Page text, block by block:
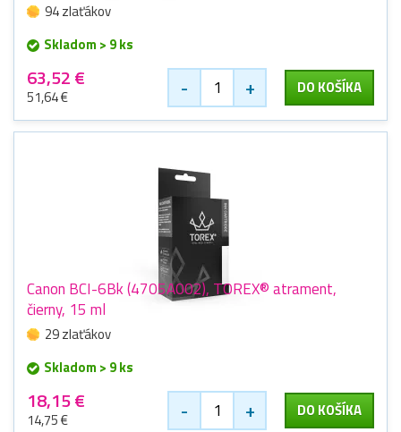
94 zlaťákov
Skladom > 9 ks
63,52 €
51,64 € - + DO KOŠÍKA
Canon BCI-6Bk (4705A002), TOREX® atrament,
čierny, 15 ml
29 zlaťákov
Skladom > 9 ks
18,15 €
14,75 € - + DO KOŠÍKA